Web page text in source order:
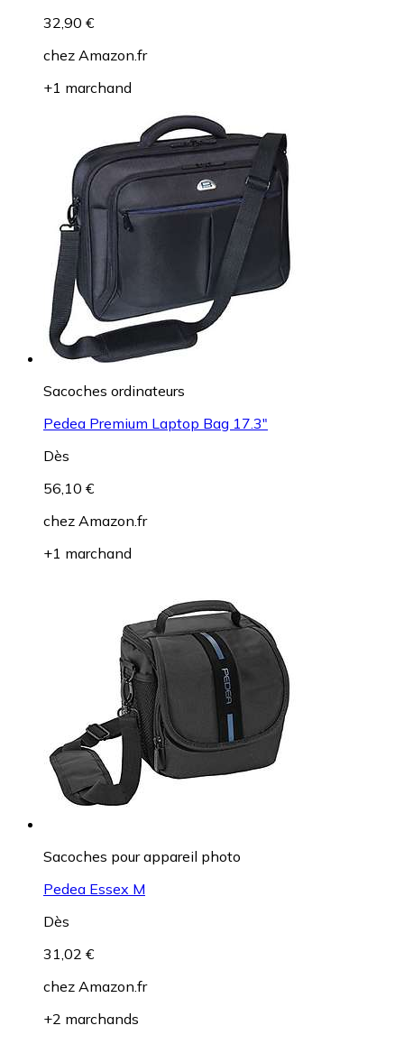
32,90 €
chez Amazon.fr
+1 marchand
Sacoches ordinateurs
Pedea Premium Laptop Bag 17.3"
Dès
56,10 €
chez Amazon.fr
+1 marchand
Sacoches pour appareil photo
Pedea Essex M
Dès
31,02 €
chez Amazon.fr
+2 marchands